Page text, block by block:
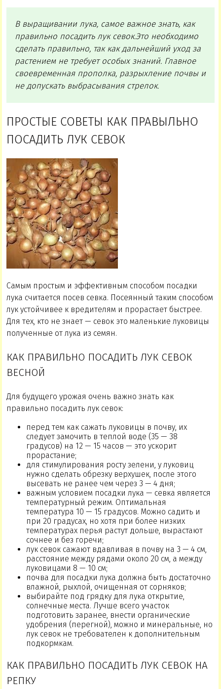
В выращивании лука, самое важное знать, как
правильно посадить лук севок.Это необходимо
сделать правильно, так как дальнейший уход за
растением не требует особых знаний. Главное
своевременная прополка, разрыхление почвы и
не допускать выбрасывания стрелок.
ПРОСТЫЕ СОВЕТЫ КАК ПРАВЫЛЬНО
ПОСАДИТЬ ЛУК СЕВОК
Самым простым и эффективным способом посадки
лука считается посев севка. Посеянный таким способом
лук устойчивее к вредителям и прорастает быстрее.
Для тех, кто не знает — севок это маленькие луковицы
полученные от лука из семян.
КАК ПРАВИЛЬНО ПОСАДИТЬ ЛУК СЕВОК
ВЕСНОЙ
Для будущего урожая очень важно знать как
правильно посадить лук севок:
перед тем как сажать луковицы в почву, их
следует замочить в теплой воде (35 — 38
градусов) на 12 — 15 часов — это ускорит
прорастание;
для стимулирования росту зелени, у луковиц
нужно сделать обрезку верхушек, после этого
высевать не ранее чем через 3 — 4 дня;
важным условием посадки лука — севка является
температурный режим. Оптимальная
температура 10 — 15 градусов. Можно садить и
при 20 градусах, но хотя при более низких
температурах перья растут дольше, вырастают
сочнее и без горечи;
лук севок сажают вдавливая в почву на 3 — 4 см,
расстояние между рядами около 20 см, а между
луковицами 8 — 10 см;
почва для посадки лука должна быть достаточно
влажной, рыхлой, очищенная от сорняков;
выбирайте под грядку для лука открытие,
солнечные места. Лучше всего участок
подготовить заранее, внести органические
удобрения (перегной), можно и минеральные, но
лук севок не требователен к дополнительным
подкормкам.
КАК ПРАВИЛЬНО ПОСАДИТЬ ЛУК СЕВОК НА
РЕПКУ